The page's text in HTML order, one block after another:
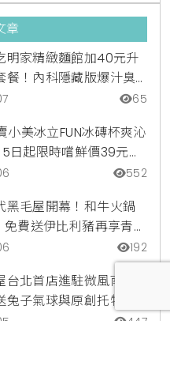
章
明家精緻麵館加40元升
餐！內科隱藏版爆汁臭
麵疙瘩平價攻略
65
小美冰立FUN冰磚杯爽沁
日起限時嚐鮮價39元特
超讚
552
黑毛屋開幕！和牛火鍋
費送伊比利豬再享青森
購價。
192
北首店進駐微風南
子氣球與原創托特
享8折優惠
447